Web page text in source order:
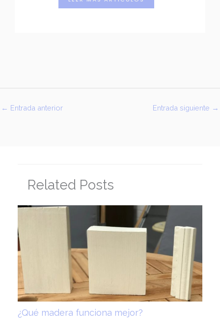
← Entrada anterior Entrada siguiente →
Related Posts
¿Qué madera funciona mejor?